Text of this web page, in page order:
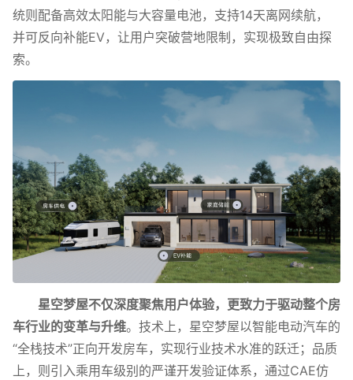
统则配备高效太阳能与大容量电池，支持14天离网续航，
并可反向补能EV，让用户突破营地限制，实现极致自由探
索。
星空梦屋不仅深度聚焦用户体验，更致力于驱动整个房
车行业的变革与升维。技术上，星空梦屋以智能电动汽车的
“全栈技术”正向开发房车，实现行业技术水准的跃迁；品质
上，则引入乘用车级别的严谨开发验证体系，通过CAE仿